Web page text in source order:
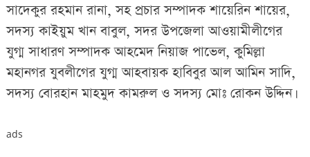
সাদেকুর রহমান রানা, সহ প্রচার সম্পাদক শায়েরিন শায়ের,
সদস্য কাইয়ুম খান বাবুল, সদর উপজেলা আওয়ামীলীগের
যুগ্ম সাধারণ সম্পাদক আহমেদ নিয়াজ পাভেল, কুমিল্লা
মহানগর যুবলীগের যুগ্ম আহবায়ক হাবিবুর আল আমিন সাদি,
সদস্য বোরহান মাহমুদ কামরুল ও সদস্য মোঃ রোকন উদ্দিন।
ads